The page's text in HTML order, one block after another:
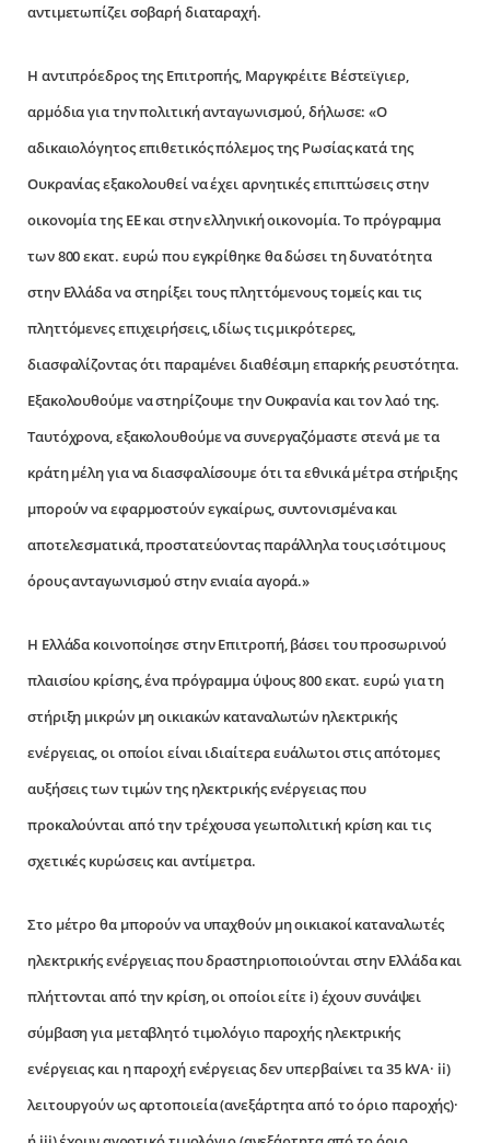
αντιμετωπίζει σοβαρή διαταραχή.
Η αντιπρόεδρος της Επιτροπής, Μαργκρέιτε Βέστεϊγιερ,
αρμόδια για την πολιτική ανταγωνισμού, δήλωσε: «Ο
αδικαιολόγητος επιθετικός πόλεμος της Ρωσίας κατά της
Ουκρανίας εξακολουθεί να έχει αρνητικές επιπτώσεις στην
οικονομία της ΕΕ και στην ελληνική οικονομία. Το πρόγραμμα
των 800 εκατ. ευρώ που εγκρίθηκε θα δώσει τη δυνατότητα
στην Ελλάδα να στηρίξει τους πληττόμενους τομείς και τις
πληττόμενες επιχειρήσεις, ιδίως τις μικρότερες,
διασφαλίζοντας ότι παραμένει διαθέσιμη επαρκής ρευστότητα.
Εξακολουθούμε να στηρίζουμε την Ουκρανία και τον λαό της.
Ταυτόχρονα, εξακολουθούμε να συνεργαζόμαστε στενά με τα
κράτη μέλη για να διασφαλίσουμε ότι τα εθνικά μέτρα στήριξης
μπορούν να εφαρμοστούν εγκαίρως, συντονισμένα και
αποτελεσματικά, προστατεύοντας παράλληλα τους ισότιμους
όρους ανταγωνισμού στην ενιαία αγορά.»
Η Ελλάδα κοινοποίησε στην Επιτροπή, βάσει του προσωρινού
πλαισίου κρίσης, ένα πρόγραμμα ύψους 800 εκατ. ευρώ για τη
στήριξη μικρών μη οικιακών καταναλωτών ηλεκτρικής
ενέργειας, οι οποίοι είναι ιδιαίτερα ευάλωτοι στις απότομες
αυξήσεις των τιμών της ηλεκτρικής ενέργειας που
προκαλούνται από την τρέχουσα γεωπολιτική κρίση και τις
σχετικές κυρώσεις και αντίμετρα.
Στο μέτρο θα μπορούν να υπαχθούν μη οικιακοί καταναλωτές
ηλεκτρικής ενέργειας που δραστηριοποιούνται στην Ελλάδα και
πλήττονται από την κρίση, οι οποίοι είτε i) έχουν συνάψει
σύμβαση για μεταβλητό τιμολόγιο παροχής ηλεκτρικής
ενέργειας και η παροχή ενέργειας δεν υπερβαίνει τα 35 kVA· ii)
λειτουργούν ως αρτοποιεία (ανεξάρτητα από το όριο παροχής)·